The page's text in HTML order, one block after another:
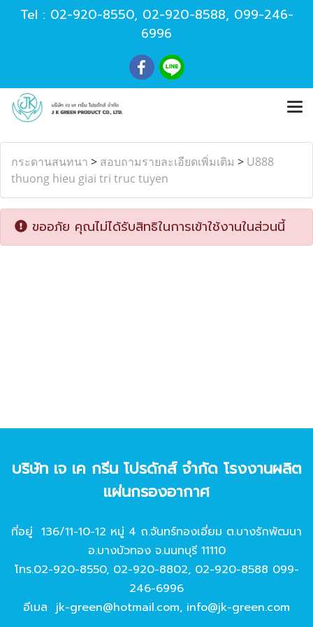
Tel : 02-920-8550, 02-920-8588, 099-246-
6996
กระดานสนทนา > สอบถามรายละเอียดเพิ่มเติม > U888
thuong hieu giai tri truc tuyen
ขออภัย คุณไม่ได้รับสิทธิในการเข้าใช้งานในส่วนนี้
บริษัท เจ เค กรีน โปรดักส์ จํากัด โรงงานผลิต
แผ่นกรองอากาศ
ที่อยู่ 136/11-10-12 หมู่ 4 ถ.จันทร์ทองเอี่ยม ต.บางรักพัฒนา
อ.บางบัวทอง จ.นนทบุรี 11110
โทร.02-920-8550, 02-920-8802, 02-920-8588 099-
246-6996
อีเมล jk-green@hotmail.com, info@jk-green.com